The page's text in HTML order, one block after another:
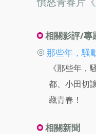
相關影評/專
◎ 那些年，騷
《那些年
都、小田切
藏青春！
相關新聞